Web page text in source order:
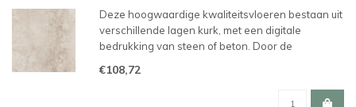
Deze hoogwaardige kwaliteitsvloeren bestaan uit
verschillende lagen kurk, met een digitale
bedrukking van steen of beton. Door de
makkelijk te plaatsen en te hergebruiken.
€108,72